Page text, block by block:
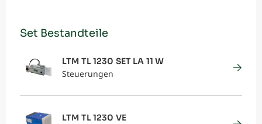
Set Bestandteile
LTM TL 1230 SET LA 11 W
Steuerungen
LTM TL 1230 VE